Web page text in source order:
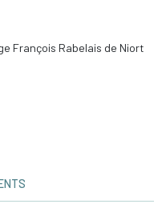
François Rabelais de Niort